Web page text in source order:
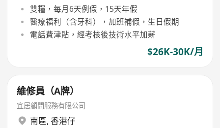
雙糧，每月6天例假，15天年假
醫療福利（含牙科），加班補假，生日假期
電話費津貼，經考核後技術水平加薪
$26K-30K/月
維修員（A牌）
宜居顧問服務有限公司
南區, 香港仔